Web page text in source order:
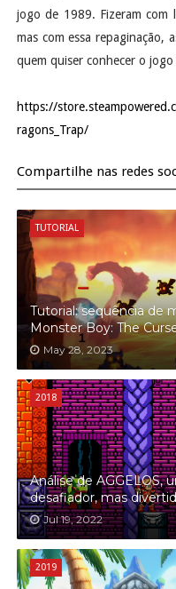
jogo de 1989. Fizeram com
mas com essa repaginação,
quem quiser conhecer o jogo
https://
ragons_Trap/
Compartilhe nas redes
TUTORIAL
Tutorial: sequência de
Monster Boy: The
May 28, 2023
2018
Análise de AGGELOS,
desafiador, mas
Jul 19, 2022
2019